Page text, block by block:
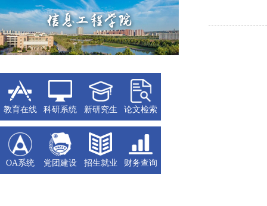
教育在线 科研系统 新研究生 论文检索
OA系统 党团建设 招生就业 财务查询